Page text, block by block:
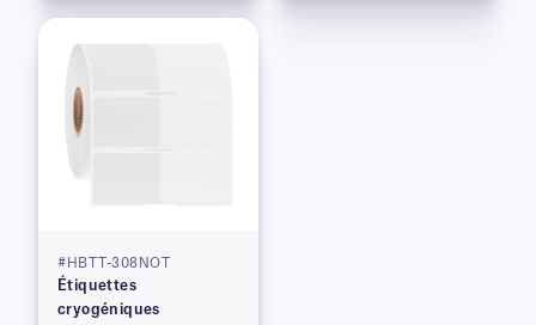
#HBTT-308NOT
Étiquettes
cryogéniques